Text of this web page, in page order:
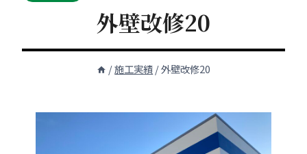
外壁改修20
/施工実績/外壁改修20